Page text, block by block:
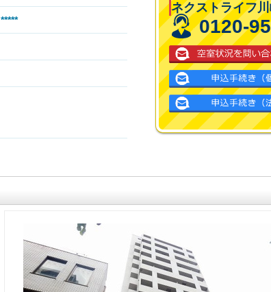
*****
ネクストライフ
0120-